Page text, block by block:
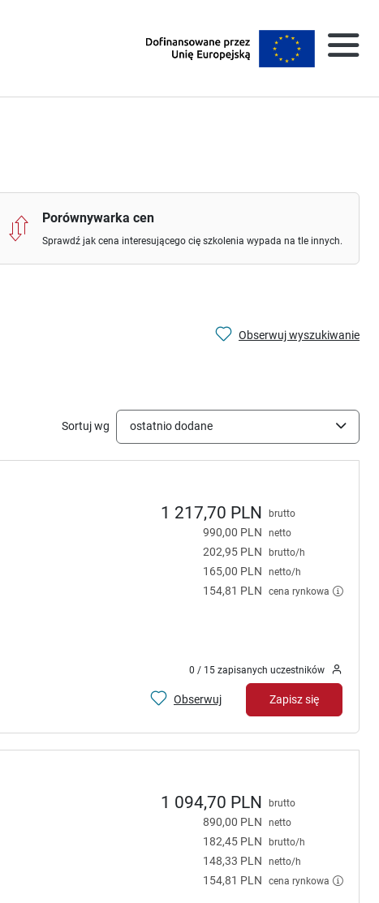
Porównywarka cen
Sprawdź jak cena interesującego cię szkolenia wypada na tle innych.
Obserwuj wyszukiwanie
Sortuj wg ostatnio dodane
1 217,70 PLN brutto
990,00 PLN netto
202,95 PLN brutto/h
165,00 PLN netto/h
154,81 PLN cena rynkowa
0 / 15 zapisanych uczestników
Obserwuj Zapisz się
1 094,70 PLN brutto
890,00 PLN netto
182,45 PLN brutto/h
148,33 PLN netto/h
154,81 PLN cena rynkowa